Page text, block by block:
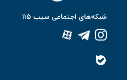
شبکه‌های اجتماعی سیب 115